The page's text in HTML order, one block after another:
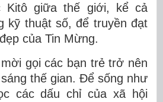
Kitô giữa thế giới, kể cả
kỹ thuật số, để truyền đạt
của Tin Mừng.
gọi các bạn trẻ trở nên
thế gian. Để sống như
các dấu chỉ của xã hội